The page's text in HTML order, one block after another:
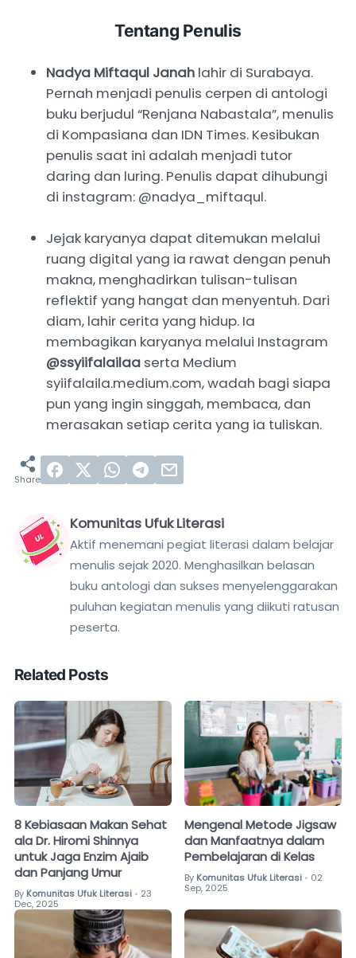
Tentang Penulis
Nadya Miftaqul Janah lahir di Surabaya.
Pernah menjadi penulis cerpen di antologi
buku berjudul “Renjana Nabastala”, menulis
di Kompasiana dan IDN Times. Kesibukan
penulis saat ini adalah menjadi tutor
daring dan luring. Penulis dapat dihubungi
di instagram: @nadya_miftaqul.
Jejak karyanya dapat ditemukan melalui
ruang digital yang ia rawat dengan penuh
makna, menghadirkan tulisan-tulisan
reflektif yang hangat dan menyentuh. Dari
diam, lahir cerita yang hidup. Ia
membagikan karyanya melalui Instagram
@ssyiifalailaa serta Medium
syiifalaila.medium.com, wadah bagi siapa
pun yang ingin singgah, membaca, dan
merasakan setiap cerita yang ia tuliskan.
Komunitas Ufuk Literasi
Aktif menemani pegiat literasi dalam belajar
menulis sejak 2020. Menghasilkan belasan
buku antologi dan sukses menyelenggarakan
puluhan kegiatan menulis yang diikuti ratusan
peserta.
Related Posts
8 Kebiasaan Makan Sehat
ala Dr. Hiromi Shinnya
untuk Jaga Enzim Ajaib
dan Panjang Umur
By Komunitas Ufuk Literasi • 23
Dec, 2025
Mengenal Metode Jigsaw
dan Manfaatnya dalam
Pembelajaran di Kelas
By Komunitas Ufuk Literasi • 02
Sep, 2025